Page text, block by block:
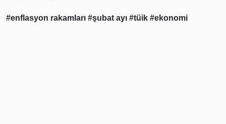
#enflasyon rakamları #şubat ayı #tüik #ekonomi